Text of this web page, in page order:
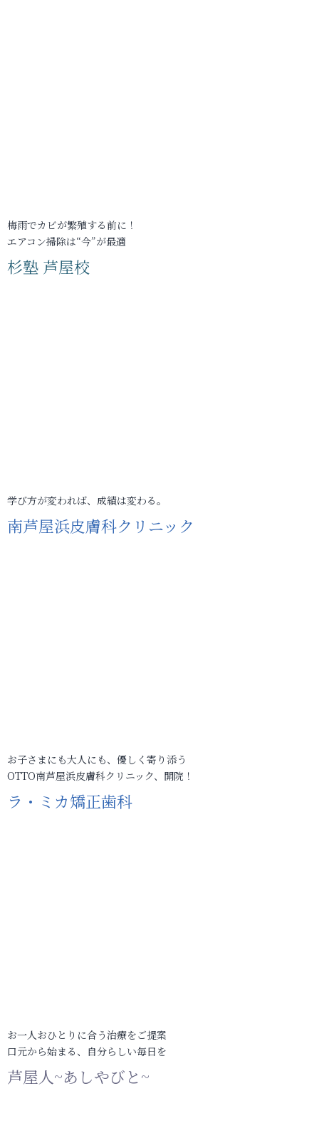
梅雨でカビが繁殖する前に！
エアコン掃除は“今”が最適
杉塾 芦屋校
学び方が変われば、成績は変わる。
南芦屋浜皮膚科クリニック
お子さまにも大人にも、優しく寄り添う
OTTO南芦屋浜皮膚科クリニック、開院！
ラ・ミカ矯正歯科
お一人おひとりに合う治療をご提案
口元から始まる、自分らしい毎日を
芦屋人~あしやびと~